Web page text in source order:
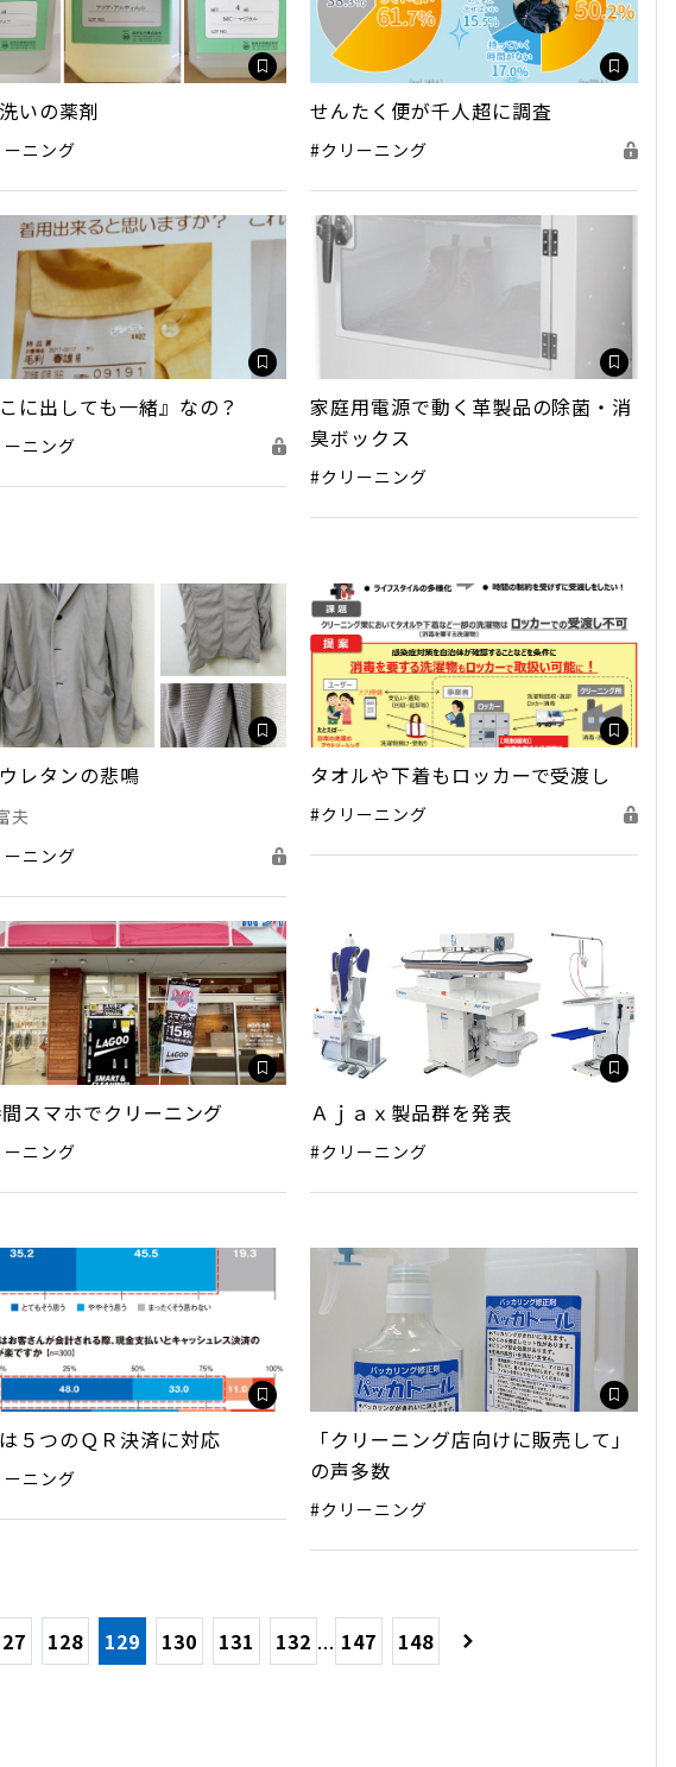
いの薬剤
ニング
せんたく便が千人超に調査
#クリーニング
こに出しても一緒』なの？
ニング
家庭用電源で動く革製品の除菌・消
臭ボックス
#クリーニング
レタンの悲鳴
夫
ニング
タオルや下着もロッカーで受渡し
#クリーニング
スマホでクリーニング
ニング
Ａｊａｘ製品群を発表
#クリーニング
５つのＱＲ決済に対応
ニング
「クリーニング店向けに販売して」
の声多数
#クリーニング
128 129 130 131 132 ... 147 148